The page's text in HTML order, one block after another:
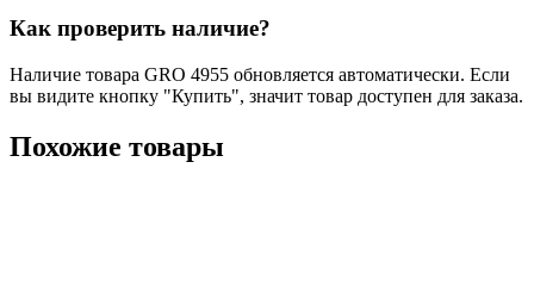
Как проверить наличие?
Наличие товара GRO 4955 обновляется автоматически. Если
вы видите кнопку "Купить", значит товар доступен для заказа.
Похожие товары